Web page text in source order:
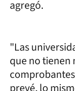
agregó.
"Las
que no tienen